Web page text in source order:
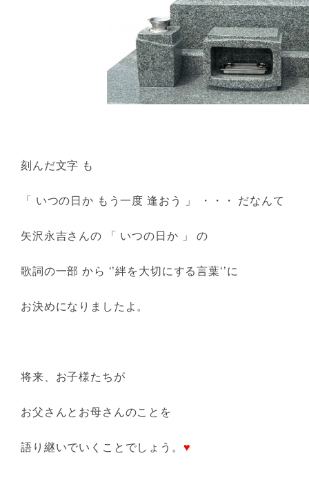
刻んだ文字 も
「 いつの日か もう一度 逢おう 」 ・・・ だなんて
矢沢永吉さんの 「 いつの日か 」 の
歌詞の一部 から ‘’絆を大切にする言葉‘’に
お決めになりましたよ。
将来、お子様たちが
お父さんとお母さんのことを
語り継いでいくことでしょう。 ♥